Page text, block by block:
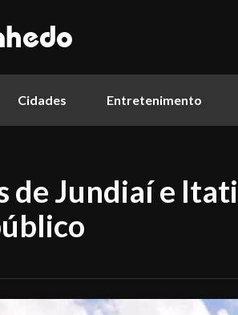
Cidades Entretenimento
de Jundiaí e